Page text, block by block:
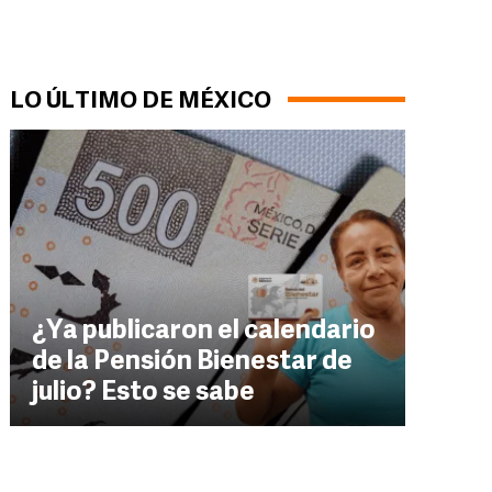
LO ÚLTIMO DE MÉXICO
¿Ya publicaron el calendario
de la Pensión Bienestar de
julio? Esto se sabe